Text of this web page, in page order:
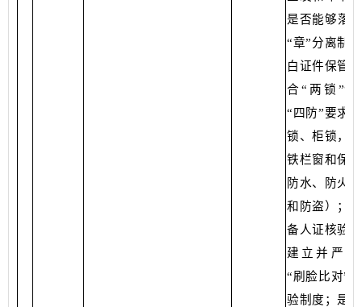
是否能够落
“章”分离制
白证件保管
合“两锁”“
“四防”要求
锁、柜锁，
铁栏窗和保
防水、防火
和防盗）；
备人证核验
建立并严格
“刷脸比对”
验制度；是